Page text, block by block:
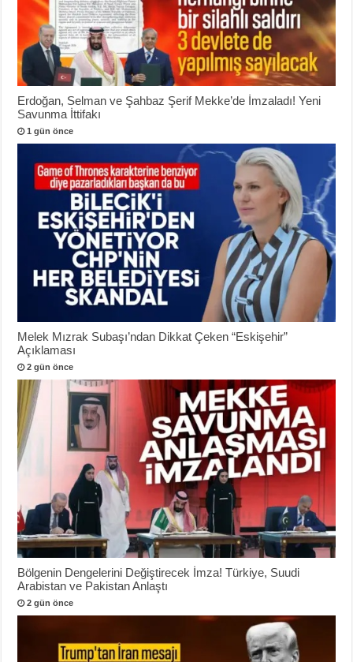
Erdoğan, Selman ve Şahbaz Şerif Mekke’de İmzaladı! Yeni
Savunma İttifakı
1 gün önce
Melek Mızrak Subaşı’ndan Dikkat Çeken “Eskişehir”
Açıklaması
2 gün önce
Bölgenin Dengelerini Değiştirecek İmza! Türkiye, Suudi
Arabistan ve Pakistan Anlaştı
2 gün önce